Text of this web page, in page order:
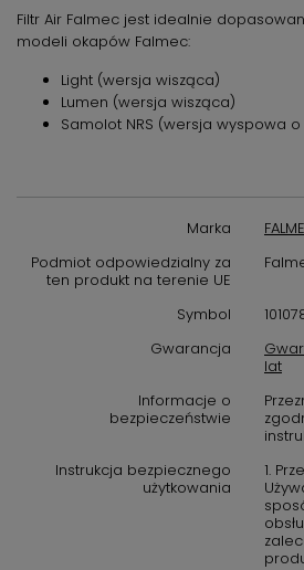
Filtr Air Falmec jest idealnie
modeli okapów Falmec:
Light (wersja wisząca)
Lumen (wersja wisząca)
Samolot NRS (wersja wyspowa
Marka
Podmiot odpowiedzialny za
ten produkt na terenie UE
Symbol
Gwarancja
lat
Informacje o
bezpieczeństwie
Instrukcja bezpiecznego
użytkowania
1.